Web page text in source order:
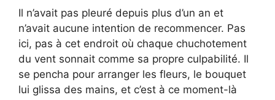
Il n’avait pas pleuré depuis plus d’un an et
n’avait aucune intention de recommencer. Pas
ici, pas à cet endroit où chaque chuchotement
du vent sonnait comme sa propre culpabilité. Il
se pencha pour arranger les fleurs, le bouquet
lui glissa des mains, et c’est à ce moment-là